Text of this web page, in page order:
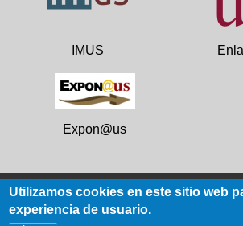
IMUS
Expon@us
Datos de contacto
Utilizamos cookies en este sitio web
experiencia de usuario.